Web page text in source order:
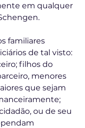
em qualquer
familiares
de tal visto:
filhos do
menores
que sejam
ou de seu